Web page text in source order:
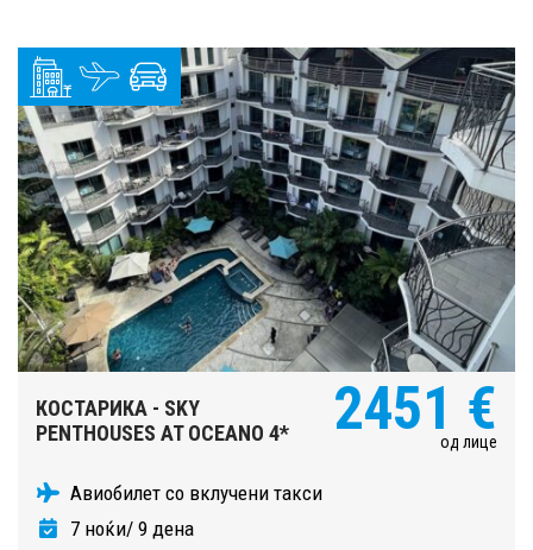
КОСТАРИКА - SKY
PENTHOUSES AT OCEANO 4*
2451 €
од лице
Авиобилет со вклучени такси
7 ноќи/ 9 дена